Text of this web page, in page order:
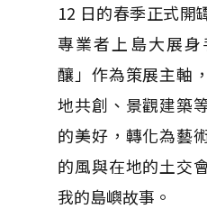
12 日的春季正式開
專業者上島大展
釀」作為策展主軸
地共創、景觀建築
的美好，轉化為藝
的風與在地的土交
我的島嶼故事。